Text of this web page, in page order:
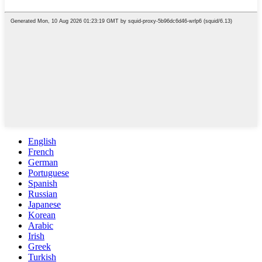
English
French
German
Portuguese
Spanish
Russian
Japanese
Korean
Arabic
Irish
Greek
Turkish